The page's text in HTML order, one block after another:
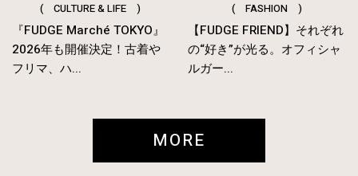
( CULTURE & LIFE )
『FUDGE Marché TOKYO』
2026年も開催決定！古着や
フリマ、ハ...
( FASHION )
【FUDGE FRIEND】それぞれ
の“好き”が光る。オフィシャ
ルガー...
MORE